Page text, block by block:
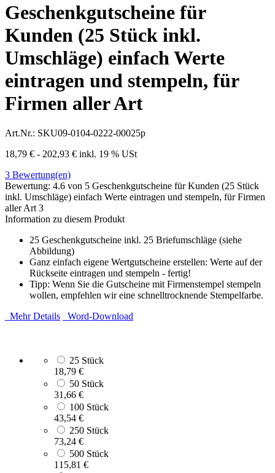
Geschenkgutscheine für
Kunden (25 Stück inkl.
Umschläge) einfach Werte
eintragen und stempeln, für
Firmen aller Art
Art.Nr.: SKU09-0104-0222-00025p
18,79 € - 202,93 € inkl. 19 % USt
3 Bewertung(en)
Bewertung: 4.6 von 5 Geschenkgutscheine für Kunden (25 Stück
inkl. Umschläge) einfach Werte eintragen und stempeln, für Firmen
aller Art 3
Information zu diesem Produkt
25 Geschenkgutscheine inkl. 25 Briefumschläge (siehe
Abbildung)
Ganz einfach eigene Wertgutscheine erstellen: Werte auf der
Rückseite eintragen und stempeln - fertig!
Tipp: Wenn Sie die Gutscheine mit Firmenstempel stempeln
wollen, empfehlen wir eine schnelltrocknende Stempelfarbe.
Mehr Details
Word-Download
25 Stück
18,79 €
50 Stück
31,66 €
100 Stück
43,54 €
250 Stück
73,24 €
500 Stück
115,81 €